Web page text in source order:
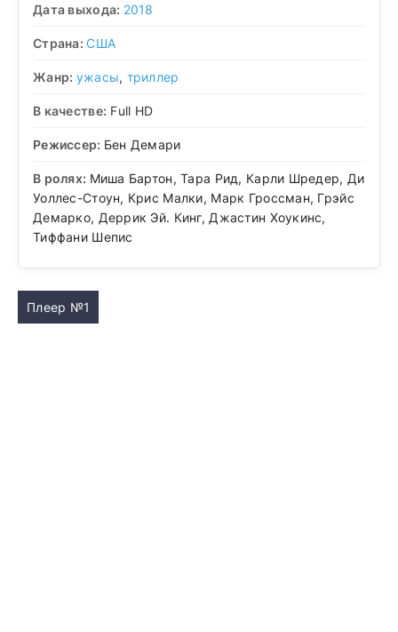
Дата выхода: 2018
Страна:США
Жанр: ужасы, триллер
В качестве: Full HD
Режиссер: Бен Демари
В ролях: Миша Бартон, Тара Рид, Карли Шредер, Ди
Уоллес-Стоун, Крис Малки, Марк Гроссман, Грэйс
Демарко, Деррик Эй. Кинг, Джастин Хоукинс,
Тиффани Шепис
Плеер №1